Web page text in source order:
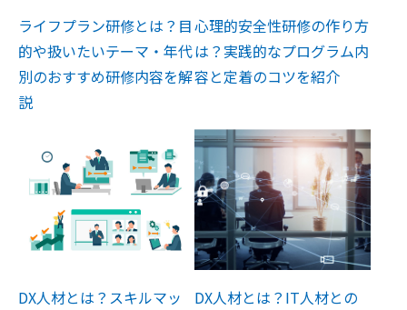
ライフプラン研修とは？目
的や扱いたいテーマ・年代
別のおすすめ研修内容を解
説
心理的安全性研修の作り方
は？実践的なプログラム内
容と定着のコツを紹介
DX人材とは？スキルマッ
DX人材とは？IT人材との